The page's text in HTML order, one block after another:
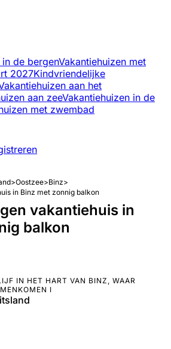
de bergenVakantiehuizen met
2027Kindvriendelijke
aan het
aan zeeVakantiehuizen in de
met zwembad
>Oostzee>Binz>
in Binz met zonnig balkon
vakantiehuis in
balkon
IN HET HART VAN BINZ, WAAR
I